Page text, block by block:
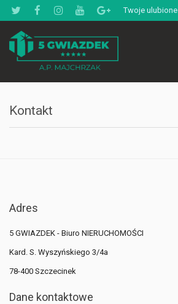
Twoje ulubione
Kontakt
Adres
5 GWIAZDEK - Biuro NIERUCHOMOŚCI
Kard. S. Wyszyńskiego 3/4a
78-400 Szczecinek
Dane kontaktowe